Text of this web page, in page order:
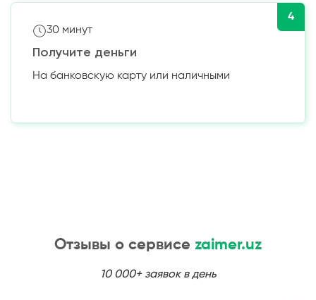
4
30 минут
Получите деньги
На банковскую карту или наличными
Отзывы о сервисе zaimer.uz
10 000+ заявок в день